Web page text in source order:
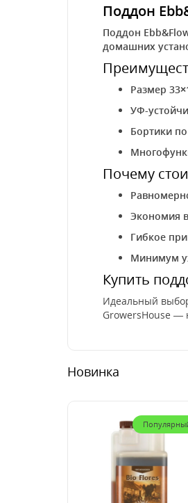
Поддон
Поддон
домашних
Размер
УФ-
Бортики
Почему
Экономия
Гибкое
Минимум
Купить
Идеальный
GrowersHouse —
Новинка